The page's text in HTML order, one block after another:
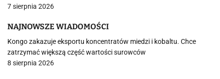
7 sierpnia 2026
NAJNOWSZE WIADOMOŚCI
Kongo zakazuje eksportu koncentratów miedzi i kobaltu. Chce
zatrzymać większą część wartości surowców
8 sierpnia 2026